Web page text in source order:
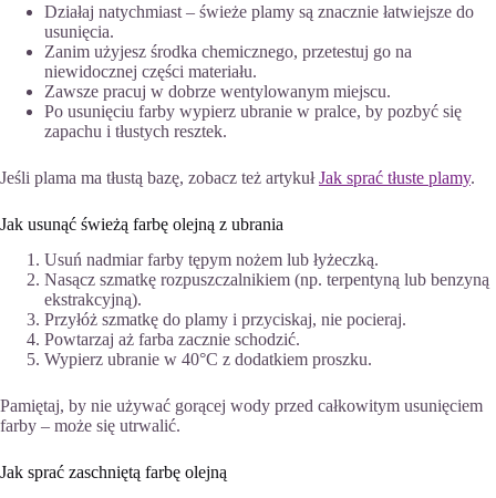
Działaj natychmiast – świeże plamy są znacznie łatwiejsze do
usunięcia.
Zanim użyjesz środka chemicznego, przetestuj go na
niewidocznej części materiału.
Zawsze pracuj w dobrze wentylowanym miejscu.
Po usunięciu farby wypierz ubranie w pralce, by pozbyć się
zapachu i tłustych resztek.
Jeśli plama ma tłustą bazę, zobacz też artykułJak sprać tłuste plamy.
Jak usunąć świeżą farbę olejną z ubrania
Usuń nadmiar farby tępym nożem lub łyżeczką.
Nasącz szmatkę rozpuszczalnikiem (np. terpentyną lub benzyną
ekstrakcyjną).
Przyłóż szmatkę do plamy i przyciskaj, nie pocieraj.
Powtarzaj aż farba zacznie schodzić.
Wypierz ubranie w 40°C z dodatkiem proszku.
Pamiętaj, by nie używać gorącej wody przed całkowitym usunięciem
farby – może się utrwalić.
Jak sprać zaschniętą farbę olejną